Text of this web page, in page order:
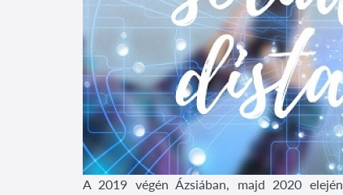
A 2019 végén Ázsiában, majd 2020